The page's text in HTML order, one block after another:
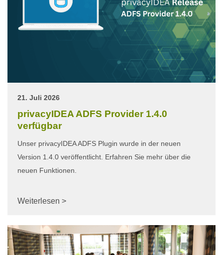
21. Juli 2026
privacyIDEA ADFS Provider 1.4.0
verfügbar
Unser privacyIDEA ADFS Plugin wurde in der neuen
Version 1.4.0 veröffentlicht. Erfahren Sie mehr über die
neuen Funktionen.
Weiterlesen >